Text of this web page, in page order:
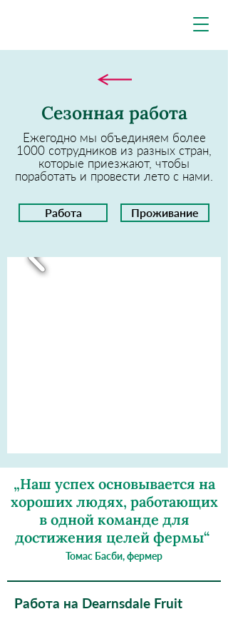
Сезонная работа
Ежегодно мы объединяем более
1000 сотрудников из разных стран,
которые приезжают, чтобы
поработать и провести лето с нами.
Работа Проживание
„Наш успех основывается на
хороших людях, работающих
в одной команде для
достижения целей фермы“
Томас Басби, фермер
Работа на Dearnsdale Fruit